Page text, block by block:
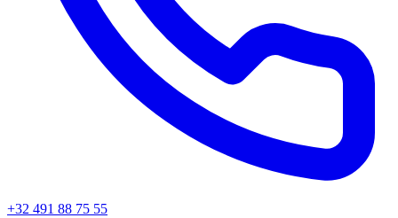
+32 491 88 75 55